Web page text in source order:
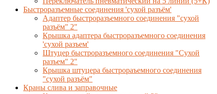
Быстроразъемные соединения 'сухой разъём'
Адаптер быстроразъемного соединения "сухой
разъём" 2"
Крышка адаптера быстроразъемного соединения
'сухой разъем'
Штуцер быстроразъемного соединения "Сухой
разъем" 2"
Крышка штуцера быстрораъемного соединения
"сухой разъём"
Краны слива и заправочные